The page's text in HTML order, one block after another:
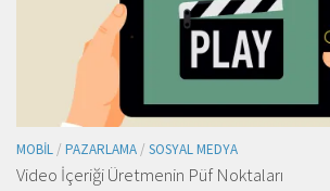
MOBIL / PAZARLAMA / SOSYAL MEDYA
Video İçeriği Üretmenin Püf Noktaları